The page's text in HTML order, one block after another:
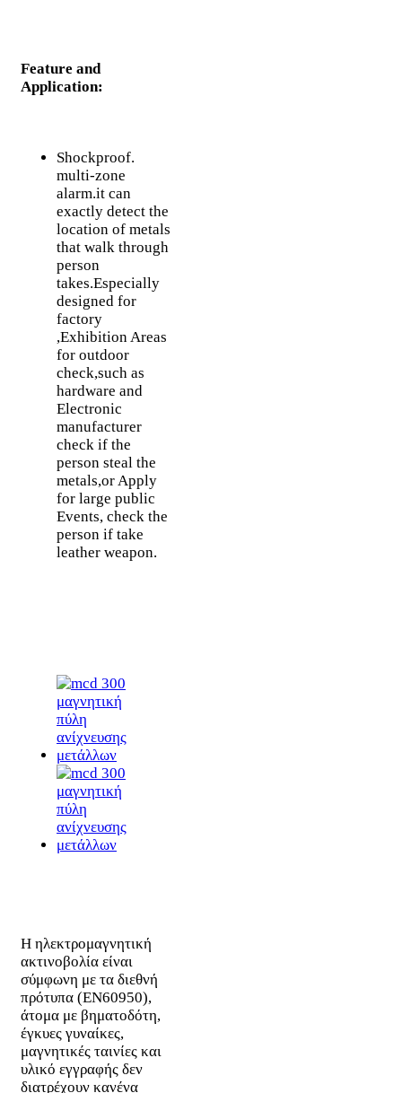
Feature and
Application:
Shockproof.
multi-zone
alarm.it can
exactly detect the
location of metals
that walk through
person
takes.Especially
designed for
factory
,Exhibition Areas
for outdoor
check,such as
hardware and
Electronic
manufacturer
check if the
person steal the
metals,or Apply
for large public
Events, check the
person if take
leather weapon.
Η ηλεκτρομαγνητική
ακτινοβολία είναι
σύμφωνη με τα διεθνή
πρότυπα (EN60950),
άτομα με βηματοδότη,
έγκυες γυναίκες,
μαγνητικές ταινίες και
υλικό εγγραφής δεν
διατρέχουν κανένα